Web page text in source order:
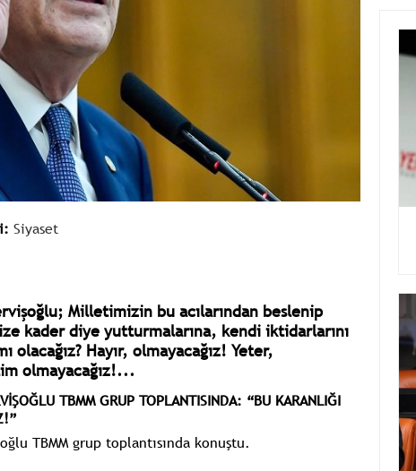
Siyaset
Milletimizin bu acılarından beslenip
kader diye yutturmalarına, kendi iktidarlarını
olacağız? Hayır, olmayacağız! Yeter,
olmayacağız!...
TBMM GRUP TOPLANTISINDA: “BU KARANLIĞI
TBMM grup toplantısında konuştu.